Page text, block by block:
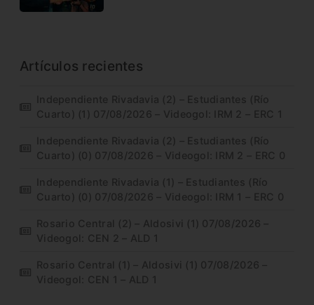
Artículos recientes
Independiente Rivadavia (2) – Estudiantes (Río
Cuarto) (1) 07/08/2026 – Videogol: IRM 2 – ERC 1
Independiente Rivadavia (2) – Estudiantes (Río
Cuarto) (0) 07/08/2026 – Videogol: IRM 2 – ERC 0
Independiente Rivadavia (1) – Estudiantes (Río
Cuarto) (0) 07/08/2026 – Videogol: IRM 1 – ERC 0
Rosario Central (2) – Aldosivi (1) 07/08/2026 –
Videogol: CEN 2 – ALD 1
Rosario Central (1) – Aldosivi (1) 07/08/2026 –
Videogol: CEN 1 – ALD 1